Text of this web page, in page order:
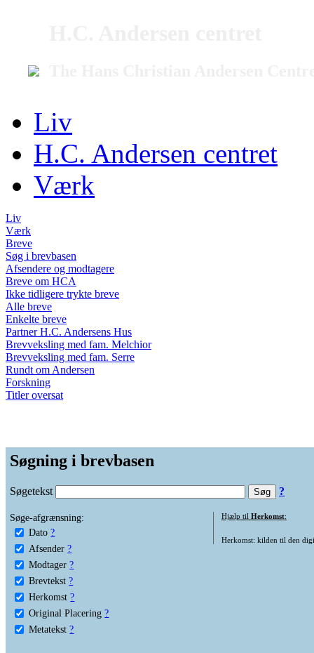
Liv
H.C. Andersen centret
Værk
Liv
Værk
Breve
Søg i brevbasen
Afsendere og modtagere
Breve om HCA
Ikke tidligere trykte breve
Alle breve
Enkelte breve
Partner H.C. Andersens Hus
Brevveksling med fam. Melchior
Brevveksling med fam. Serre
Rundt om Andersen
Forskning
Titler oversat
Søgning i brevbasen
Søgetekst ?
Søge-afgrænsning:
Dato ?
Afsender ?
Modtager ?
Brevtekst ?
Herkomst ?
Original Placering ?
Metatekst ?
Hjælp til Herkomst:
Herkomst: kilden til den